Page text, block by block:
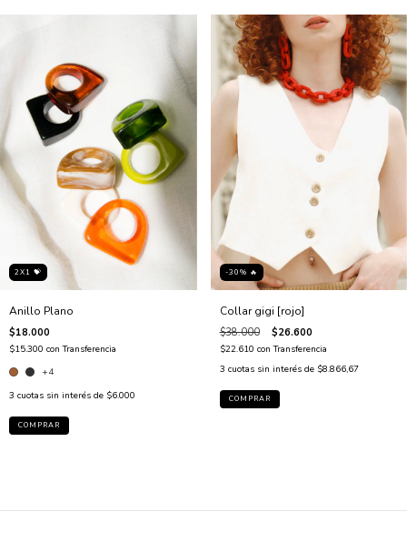
2X1 💝
Anillo Plano
$18.000
$15.300 con Transferencia
+4
3 cuotas sin interés de $6.000
COMPRAR
-30% 🔥
Collar gigi [rojo]
$38.000 $26.600
$22.610 con Transferencia
3 cuotas sin interés de $8.866,67